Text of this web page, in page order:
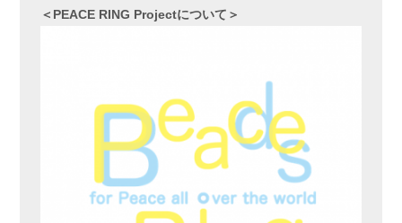
＜ PEACE RING Projectについて＞